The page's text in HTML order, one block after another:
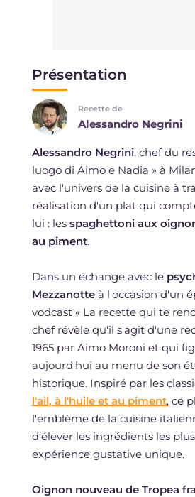
Présentation
Recette de
Alessandro Negrini
Alessandro Negrini, chef du
luogo di Aimo e Nadia » à
avec l'univers de la cuisine à
réalisation d'un plat qui
lui : les spaghettoni aux
au piment.
Dans un échange avec le
Mezzanotteà l'occasion d'un
vodcast « La recette qui te
chef révèle qu'il s'agit d'une
1965 par Aimo Moroni et qui
aujourd'hui au menu de son
historique. Inspiré par les
l'ail, à l'huile et au piment, ce
l'emblème de la cuisine
d'élever les ingrédients les
expérience gustative unique.
Oignon nouveau de Tropea